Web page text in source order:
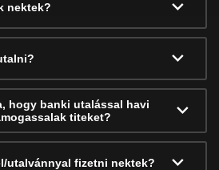
nektek?
hogy banki utalással havi
titeket?
utalvánnyal fizetni nektek?